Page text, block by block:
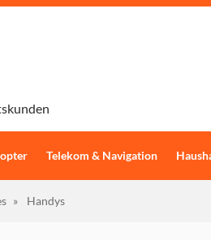
Telekom & Navigation
» Handys